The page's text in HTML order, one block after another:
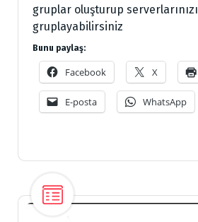
gruplar oluşturup serverlarınızı
gruplayabilirsiniz
Bunu paylaş:
Facebook X
E-posta WhatsApp